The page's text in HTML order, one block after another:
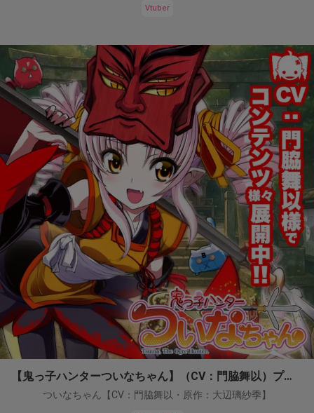
Vtuber
【鬼っ子ハンターついなちゃん】（CV：門脇舞以）プロジェクト！
ついなちゃん【CV：門脇舞以・原作：大辺璃紗季】